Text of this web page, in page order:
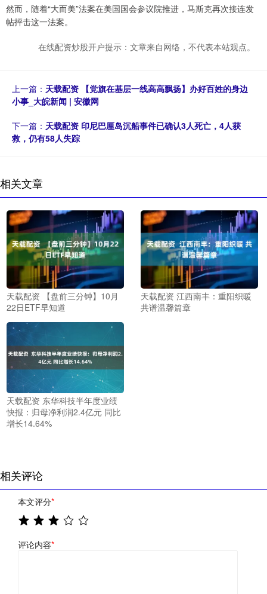
然而，随着“大而美”法案在美国国会参议院推进，马斯克再次接连发
帖抨击这一法案。
在线配资炒股开户提示：文章来自网络，不代表本站观点。
上一篇： 天载配资 【党旗在基层一线高高飘扬】办好百姓的身边
小事_大皖新闻 | 安徽网
下一篇： 天载配资 印尼巴厘岛沉船事件已确认3人死亡，4人获
救，仍有58人失踪
相关文章
天载配资 【盘前三分钟】10月
22日ETF早知道
天载配资 江西南丰：重阳织暖
共谱温馨篇章
天载配资 东华科技半年度业绩
快报：归母净利润2.4亿元 同比
增长14.64%
相关评论
本文评分*
评论内容*